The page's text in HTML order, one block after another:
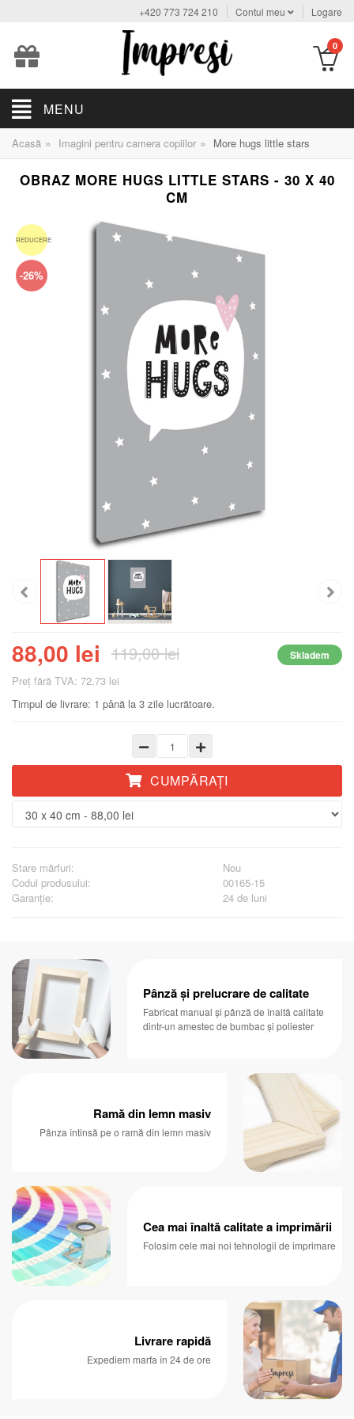
+420 773 724 210 Contul meu Logare
0
MENU
Acasă » Imagini pentru camera copiilor » More hugs little stars
OBRAZ MORE HUGS LITTLE STARS - 30 X 40
CM
REDUCERE
-26%
88,00 lei 119,00 lei Skladem
Preţ fără TVA: 72,73 lei
Timpul de livrare: 1 până la 3 zile lucrătoare.
CUMPĂRAŢI
Stare mărfuri:
Nou
Codul produsului:
00165-15
Garanţie:
24 de luni
Pânză și prelucrare de calitate
Fabricat manual și pânză de înaltă calitate
dintr-un amestec de bumbac și poliester
Ramă din lemn masiv
Pânza întinsă pe o ramă din lemn masiv
Cea mai înaltă calitate a imprimării
Folosim cele mai noi tehnologii de imprimare
Livrare rapidă
Expediem marfa în 24 de ore